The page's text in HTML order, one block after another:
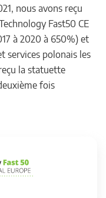
nous avons reçu
Fast50 CE
à 2020 à 650%) et
services polonais les
la statuette
fois